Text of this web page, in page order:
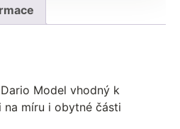
Model vhodný k
na míru i obytné části